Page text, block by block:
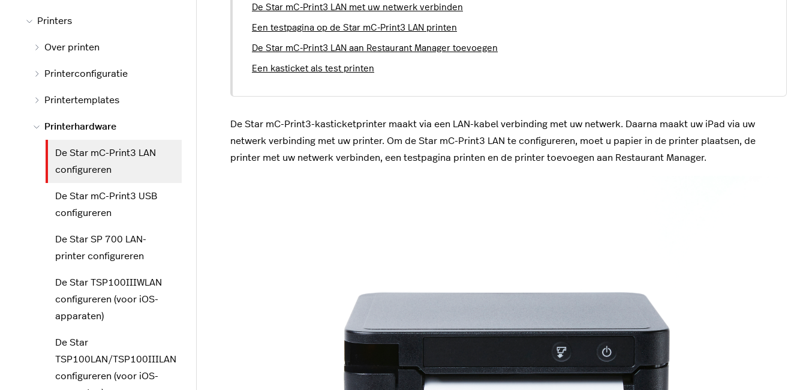
De Star mC-Print3 LAN met uw netwerk verbinden
Een testpagina op de Star mC-Print3 LAN printen
De Star mC-Print3 LAN aan Restaurant Manager toevoegen
Een kasticket als test printen
De Star mC-Print3-kasticketprinter maakt via een LAN-kabel verbinding met uw netwerk. Daarna maakt uw iPad via uw
netwerk verbinding met uw printer. Om de Star mC-Print3 LAN te configureren, moet u papier in de printer plaatsen, de
printer met uw netwerk verbinden, een testpagina printen en de printer toevoegen aan Restaurant Manager.
Printers
Over printen
Printerconfiguratie
Printertemplates
Printerhardware
De Star mC-Print3 LAN
configureren
De Star mC-Print3 USB
configureren
De Star SP 700 LAN-
printer configureren
De Star TSP100IIIWLAN
configureren (voor iOS-
apparaten)
De Star
TSP100LAN/TSP100IIILAN
configureren (voor iOS-